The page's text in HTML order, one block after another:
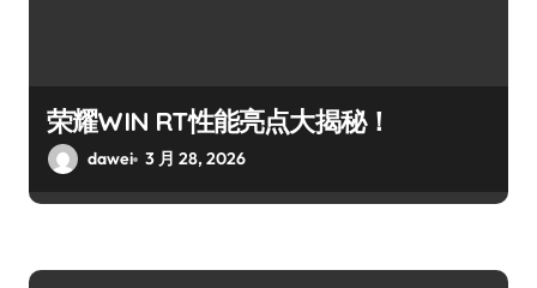
荣耀WIN RT性能亮点大揭秘！
dawei 3 月 28, 2026